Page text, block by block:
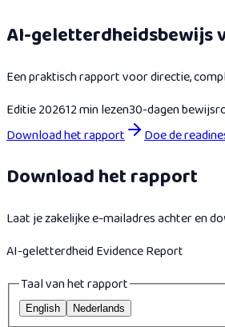
AI-geletterdheidsbewijs
Een praktisch rapport voor directie,
Editie 202612 min lezen30-dagen
Download het rapport
Doe de
Download het rapport
Laat je zakelijke e-mailadres achter en
AI-geletterdheid Evidence Report
Taal van het rapport
English Nederlands